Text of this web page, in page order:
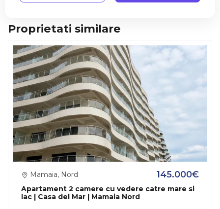
Proprietati similare
Apartament 2 camere cu vedere catre mare si
lac | Casa del Mar | Mamaia Nord
Mamaia, Nord 145.000€